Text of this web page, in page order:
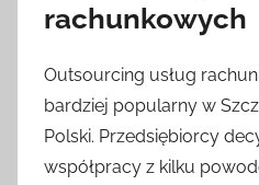
rachunkowych
Outsourcing usług
bardziej popularny w
Polski. Przedsiębiorcy
współpracy z kilku